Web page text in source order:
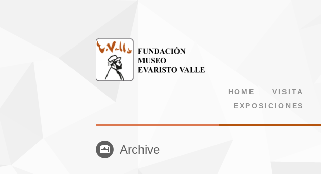
HOME VISITA
EXPOSICIONES
Archive